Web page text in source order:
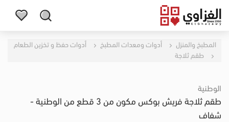
المطبخ والمنزل أدوات ومعدات المطبخ
أدوات حفظ و تخزين الطعام
طقم ثلاجة
الوطنية
طقم ثلاجة فريش بوكس مكون من 3 قطع من الوطنية -
شفاف